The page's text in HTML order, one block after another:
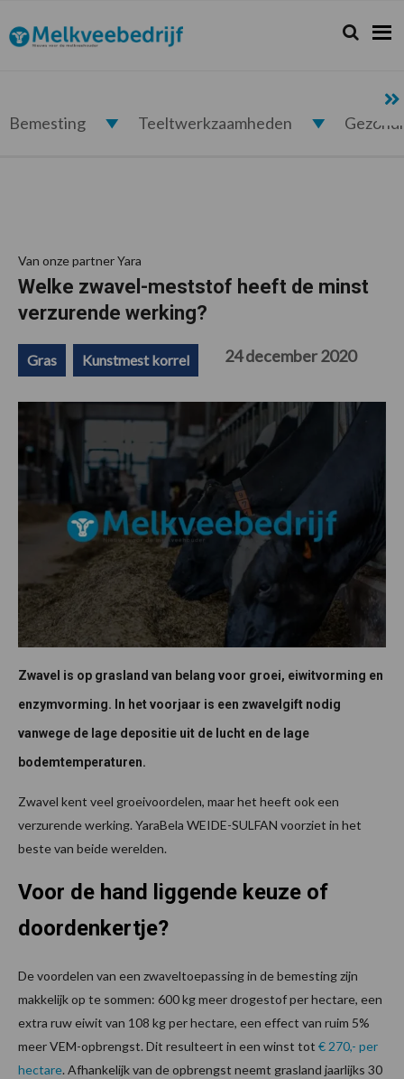
de
hoofdnavigatie
de
hoofd
de
eerste
de
voettekst
Melkveebedrijf.nl Zoeken...
Zoek
Bemesting Teeltwerkzaamheden
Van onze partner Yara
Welke zwavel-meststof heeft de minst
verzurende werking?
Gras Kunstmest korrel 24 december 2020
Zwavel is op grasland van belang voor groei, eiwitvorming en
enzymvorming. In het voorjaar is een zwavelgift nodig
vanwege de lage depositie uit de lucht en de lage
bodemtemperaturen.
Zwavel kent veel groeivoordelen, maar het heeft ook een
verzurende werking. YaraBela WEIDE-SULFAN voorziet in het
beste van beide werelden.
Voor de hand liggende keuze of
doordenkertje?
De voordelen van een zwaveltoepassing in de bemesting zijn
makkelijk op te sommen: 600 kg meer drogestof per hectare, een
extra ruw eiwit van 108 kg per hectare, een effect van ruim 5%
meer VEM-opbrengst. Dit resulteert in een winst tot € 270,- per
hectare. Afhankelijk van de opbrengst neemt grasland jaarlijks 30